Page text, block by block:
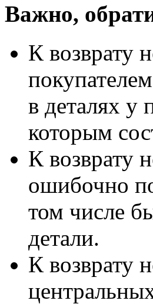
Важно,
К возврату
в деталях у
которым
К возврату
ошибочно
том числе
детали.
К возврату